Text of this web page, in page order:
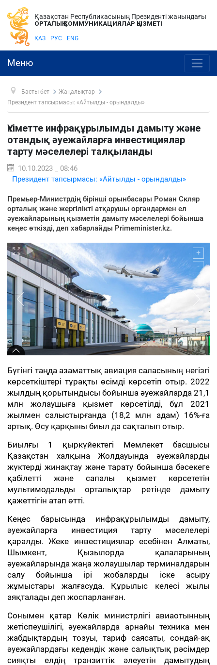
Қазақстан Республикасының Президенті жанындағы
ОРТАЛЫҚ КОММУНИКАЦИЯЛАР ҚЫЗМЕТІ
ҚАЗ РУС ENG
Меню
Басты бет
Жаңалықтар
Президент тапсырмасы: «Айтылды - орындалды»
Үкіметте инфрақұрылымды дамыту және
отандық әуежайларға инвестициялар
тарту мәселелері талқыланды
10.10.2023 _ 08:46
Президент тапсырмасы: «Айтылды - орындалды»
Премьер-Министрдің бірінші орынбасары Роман Скляр
орталық және жергілікті атқарушы органдармен ел
әуежайларының қызметін дамыту мәселелері бойынша
кеңес өткізді, деп хабарлайды Primeminister.kz.
Бүгінгі таңда азаматтық авиация саласының негізгі
көрсеткіштері тұрақты өсімді көрсетіп отыр. 2022
жылдың қорытындысы бойынша әуежайларда 21,1
млн жолаушыға қызмет көрсетілді, бұл 2021
жылмен салыстырғанда (18,2 млн адам) 16%-ға
артық. Өсу қарқыны биыл да сақталып отыр.
Биылғы 1 қыркүйектегі Мемлекет басшысы
Қазақстан халқына Жолдауында әуежайларды
жүктерді жинақтау және тарату бойынша бәсекеге
қабілетті және сапалы қызмет көрсететін
мультимодальды орталықтар ретінде дамыту
қажеттігін атап өтті.
Кеңес барысында инфрақұрылымды дамыту,
әуежайларға инвестиция тарту мәселелері
қаралды. Жеке инвестициялар есебінен Алматы,
Шымкент, Қызылорда қалаларының
әуежайларында жаңа жолаушылар терминалдарын
салу бойынша ірі жобаларды іске асыру
жұмыстары жалғасуда. Құрылыс келесі жылы
аяқталады деп жоспарланған.
Сонымен қатар Көлік министрлігі авиаотынның
жетіспеушілігі, әуежайларда арнайы техника мен
жабдықтардың тозуы, тариф саясаты, сондай-ақ
әуежайлардағы кедендік және салықтық рәсімдер
сияқты елдің транзиттік әлеуетін дамытудың